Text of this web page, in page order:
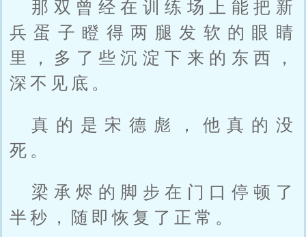
那双曾经在训练场上能把新
兵蛋子瞪得两腿发软的眼睛
里，多了些沉淀下来的东西，
深不见底。
真的是宋德彪，他真的没
死。
梁承烬的脚步在门口停顿了
半秒，随即恢复了正常。